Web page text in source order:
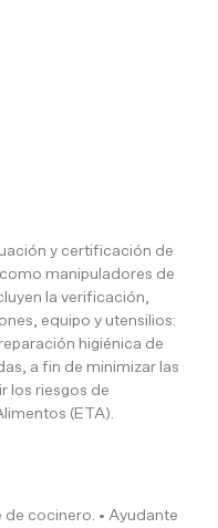
y certificación de
manipuladores de
la verificación,
equipo y utensilios:
higiénica de
a fin de minimizar las
los riesgos de
(ETA).
de cocinero. • Ayudante